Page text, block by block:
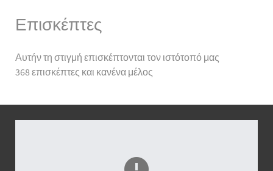
Επισκέπτες
Αυτήν τη στιγμή επισκέπτονται τον ιστότοπό μας
368 επισκέπτες και κανένα μέλος